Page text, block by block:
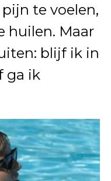
te voelen,
huilen. Maar
blijf ik in
ga ik